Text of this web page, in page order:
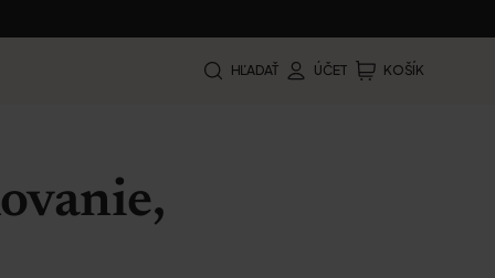
HĽADAŤ ÚČET KOŠÍK